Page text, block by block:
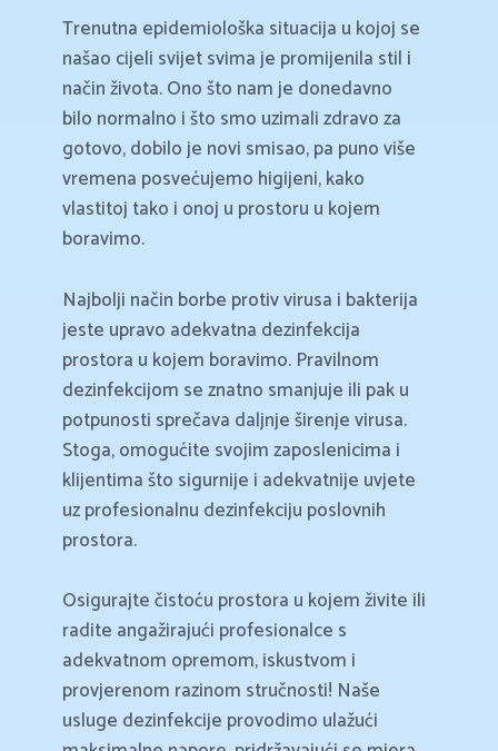
Trenutna epidemiološka situacija u kojoj se
našao cijeli svijet svima je promijenila stil i
način života. Ono što nam je donedavno
bilo normalno i što smo uzimali zdravo za
gotovo, dobilo je novi smisao, pa puno više
vremena posvećujemo higijeni, kako
vlastitoj tako i onoj u prostoru u kojem
boravimo.
Najbolji način borbe protiv virusa i bakterija
jeste upravo adekvatna dezinfekcija
prostora u kojem boravimo. Pravilnom
dezinfekcijom se znatno smanjuje ili pak u
potpunosti sprečava daljnje širenje virusa.
Stoga, omogućite svojim zaposlenicima i
klijentima što sigurnije i adekvatnije uvjete
uz profesionalnu dezinfekciju poslovnih
prostora.
Osigurajte čistoću prostora u kojem živite ili
radite angažirajući profesionalce s
adekvatnom opremom, iskustvom i
provjerenom razinom stručnosti! Naše
usluge dezinfekcije provodimo ulažući